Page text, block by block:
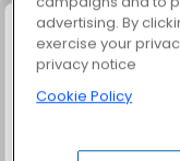
advertising. By
exercise your
privacy notice
Cookie Policy